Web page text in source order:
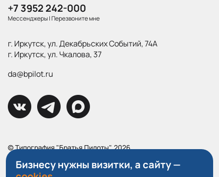
+7 3952 242-000
Мессенджеры|Перезвоните мне
г. Иркутск, ул. Декабрьских Событий, 74А
г. Иркутск, ул. Чкалова, 37
da@bpilot.ru
© Типография "Братья Пилоты", 2026
Все права защищены.
Бизнесу нужны визитки, а сайту —